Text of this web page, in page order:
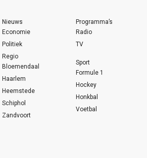
Nieuws
Economie
Politiek
Regio
Bloemendaal
Haarlem
Heemstede
Schiphol
Zandvoort
Programma’s
Radio
TV
Sport
Formule 1
Hockey
Honkbal
Voetbal